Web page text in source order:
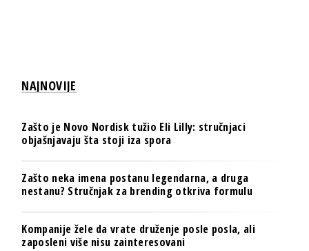
NAJNOVIJE
Zašto je Novo Nordisk tužio Eli Lilly: stručnjaci
objašnjavaju šta stoji iza spora
Zašto neka imena postanu legendarna, a druga
nestanu? Stručnjak za brending otkriva formulu
Kompanije žele da vrate druženje posle posla, ali
zaposleni više nisu zainteresovani